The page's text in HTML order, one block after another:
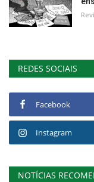
REDES SOCIAIS
Facebook
Instagram
NOTÍCIAS